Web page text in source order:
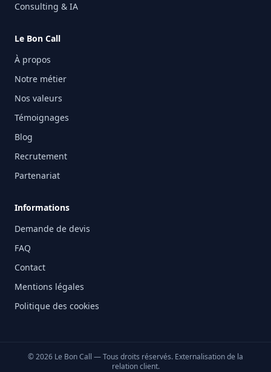
Consulting & IA
Le Bon Call
À propos
Notre métier
Nos valeurs
Témoignages
Blog
Recrutement
Partenariat
Informations
Demande de devis
FAQ
Contact
Mentions légales
Politique des cookies
©2026 Le Bon Call — Tous droits réservés. Externalisation de la
relation client.